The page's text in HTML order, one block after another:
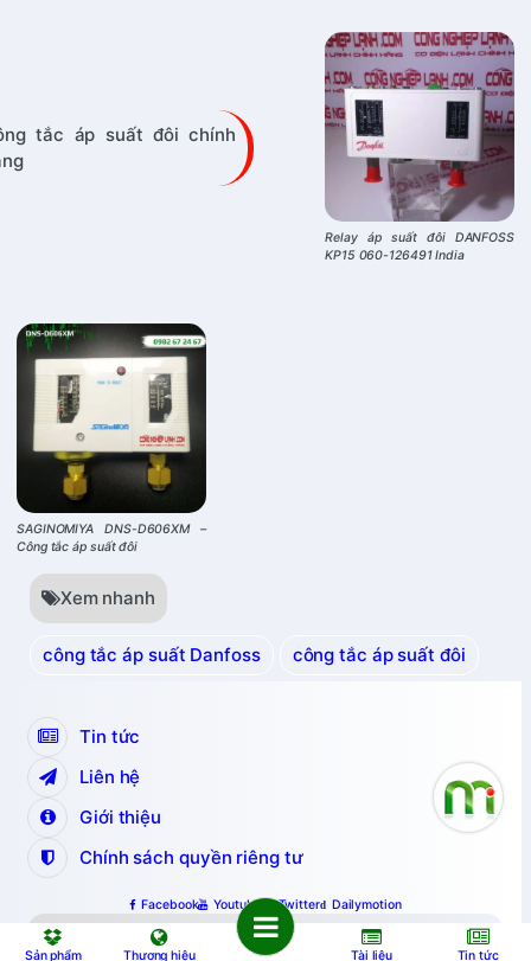
Sản phẩm Thương hiệu Tài liệu Tin tức
tắc áp suất đôi chính
Relay áp suất đôi DANFOSS
KP15 060-126491 India
SAGINOMIYA DNS-D606XM –
Công tắc áp suất đôi
Xem nhanh
công tắc áp suất Danfoss công tắc áp suất đôi
Tin tức
Liên hệ
Giới thiệu
Chính sách quyền riêng tư
Facebook Youtube Twitter
Dailymotion
Copyright © 2024 nguyenminh.vn.
All Rights Reserved.